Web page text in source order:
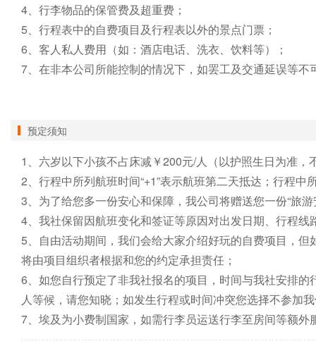
4、行李物品的保管费及超重费；
5、行程表中的自费项目及行程表以外的景点门票；
6、客人私人费用（如：酒店电话、洗衣、饮料等）；
7、在非本公司所能控制的情况下，如罢工及交通延误等
预定须知
1、六岁以下小孩不占床减￥200元/人（以护照生日为准，
2、行程中所列航班时间“+1”表示航班第二天抵达；行程中
3、为了给您多一份安心和保障，我公司将赠送您一份“旅
4、我社保留因航班变化和签证等原因对出发日期、行程
5、自由活动期间，我们会给大家介绍好玩的自费项目，
将由项目组织者根据和您的约定承担责任；
6、如您自行预定了非我社报名的项目，时间与我社安排
人等候，请您知晓；如发生行程或时间冲突您选择不参加
7、埃及为小费制国家，如需行李员运送行李至房间等额外